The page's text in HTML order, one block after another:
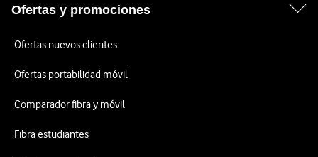
Ofertas y promociones
Ofertas nuevos clientes
Ofertas portabilidad móvil
Comparador fibra y móvil
Fibra estudiantes